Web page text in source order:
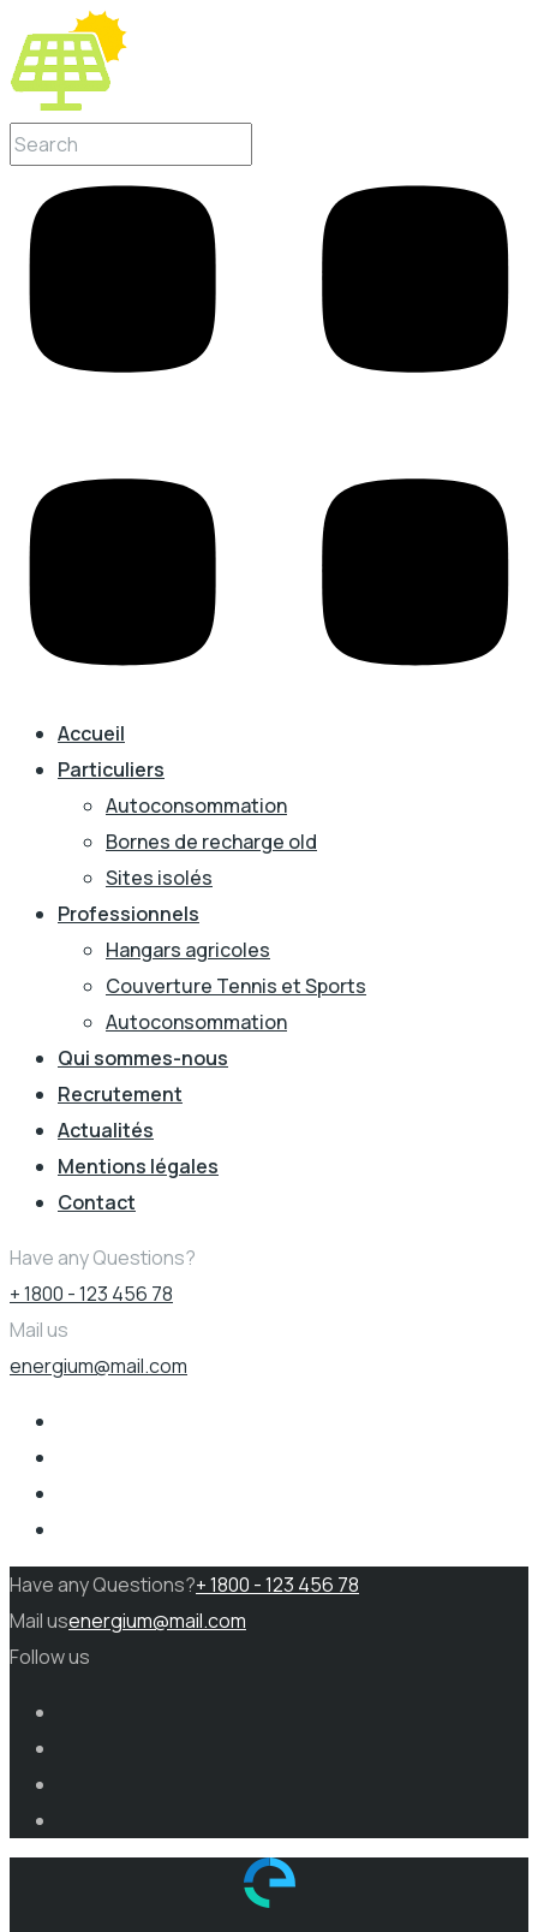
Accueil
Particuliers
Autoconsommation
Bornes de recharge old
Sites isolés
Professionnels
Hangars agricoles
Couverture Tennis et Sports
Autoconsommation
Qui sommes-nous
Recrutement
Actualités
Mentions légales
Contact
Have any Questions?
+ 1800 - 123 456 78
Mail us
energium@mail.com
Have any Questions?+ 1800 - 123 456 78
Mail usenergium@mail.com
Follow us